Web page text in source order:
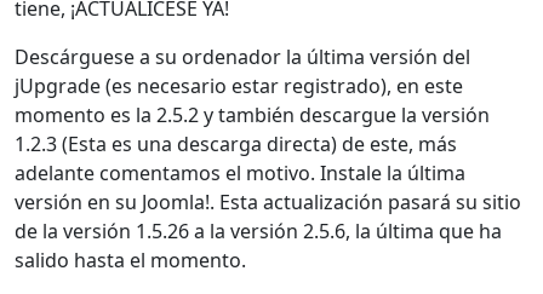
tiene, ¡ACTUALÍCESE YA!
Descárguese a su ordenador la última versión del
jUpgrade (es necesario estar registrado), en este
momento es la 2.5.2 y también descargue la versión
1.2.3 (Esta es una descarga directa) de este, más
adelante comentamos el motivo. Instale la última
versión en su Joomla!. Esta actualización pasará su sitio
de la versión 1.5.26 a la versión 2.5.6, la última que ha
salido hasta el momento.